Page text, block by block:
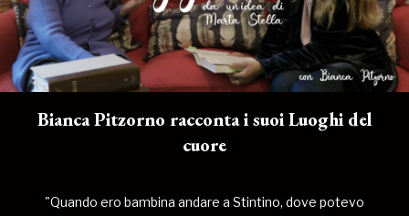
Bianca Pitzorno racconta i suoi Luoghi del
cuore
"Quando ero bambina andare a Stintino, dove potevo